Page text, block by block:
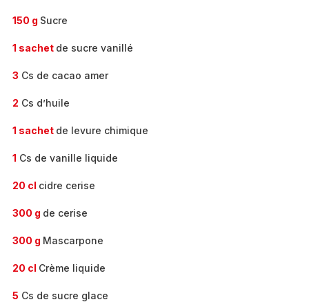
150 g Sucre
1 sachet de sucre vanillé
3 Cs de cacao amer
2 Cs d’huile
1 sachet de levure chimique
1 Cs de vanille liquide
20 cl cidre cerise
300 g de cerise
300 g Mascarpone
20 cl Crème liquide
5 Cs de sucre glace